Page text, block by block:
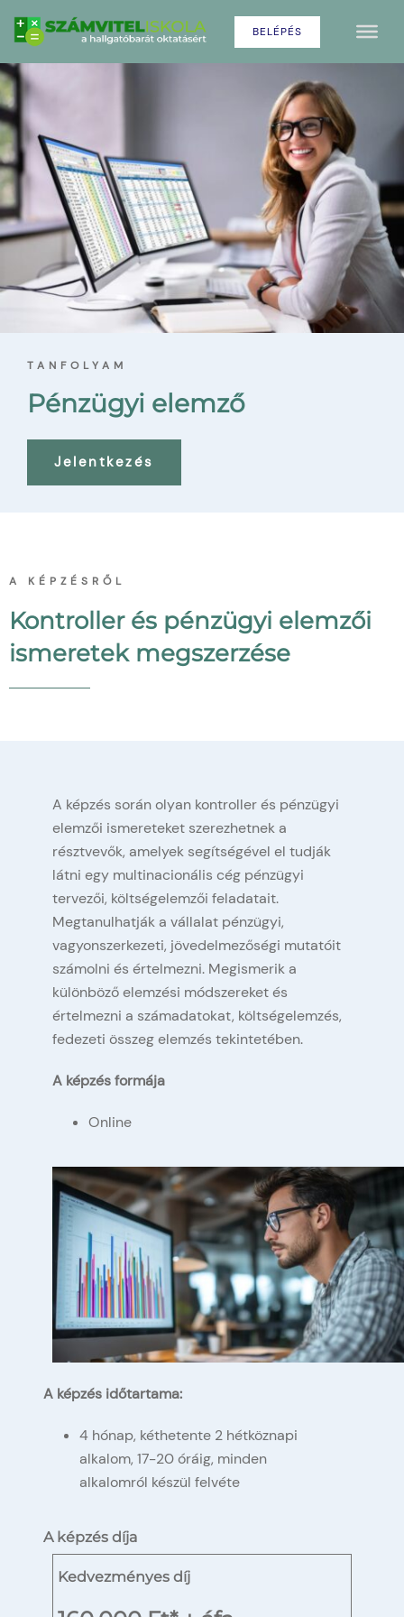
BELÉPÉS
TANFOLYAM
Pénzügyi elemző
Jelentkezés
A KÉPZÉSRŐL
Kontroller és pénzügyi elemzői
ismeretek megszerzése
A képzés során olyan kontroller és pénzügyi
elemzői ismereteket szerezhetnek a
résztvevők, amelyek segítségével el tudják
látni egy multinacionális cég pénzügyi
tervezői, költségelemzői feladatait.
Megtanulhatják a vállalat pénzügyi,
vagyonszerkezeti, jövedelmezőségi mutatóit
számolni és értelmezni. Megismerik a
különböző elemzési módszereket és
értelmezni a számadatokat, költségelemzés,
fedezeti összeg elemzés tekintetében.
A képzés formája
Online
A képzés időtartama:
4 hónap, kéthetente 2 hétköznapi
alkalom, 17-20 óráig, minden
alkalomról készül felvéte
A képzés díja
Kedvezményes díj